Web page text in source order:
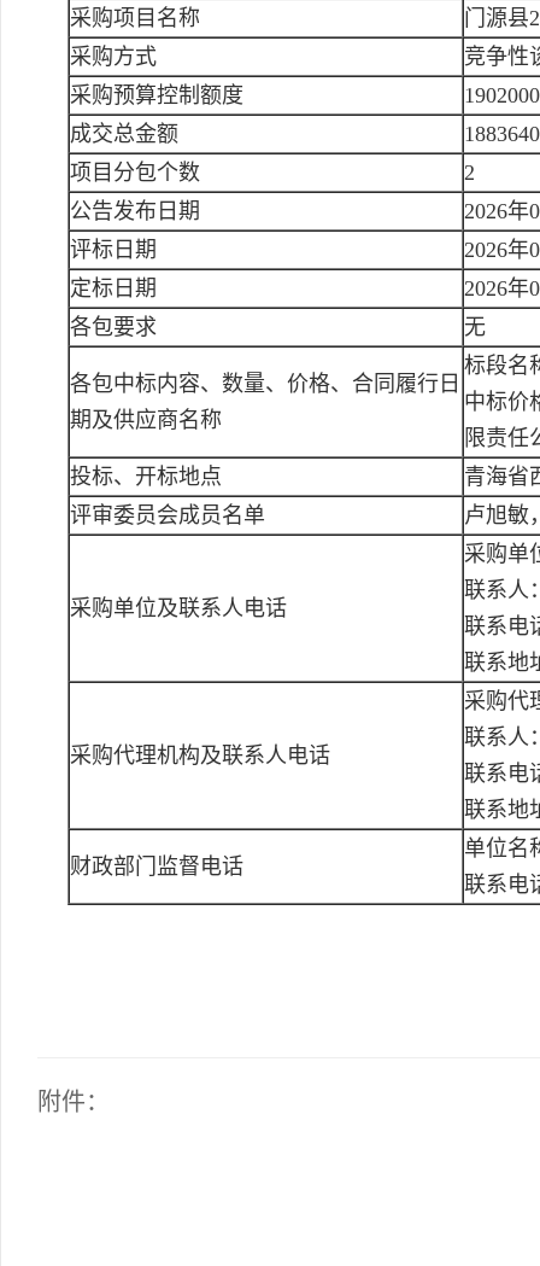
采购项目名称
门源县
采购方式
竞争性
采购预算控制额度
成交总金额
项目分包个数
2
公告发布日期
2026年
评标日期
2026年
定标日期
2026年
各包要求
无
各包中标内容、数量、价格、合同履行日
期及供应商名称
标段名
中标价
限责任
投标、开标地点
青海省
评审委员会成员名单
卢旭敏
采购单位及联系人电话
采购单
联系人
联系电
联系地
采购代理机构及联系人电话
采购代
联系人
联系电
联系地
财政部门监督电话
单位名
联系电
附件：